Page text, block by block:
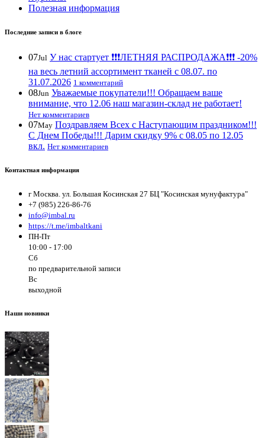
Полезная информация
Последние записи в блоге
07Jul У нас стартует ❗️❗️❗️ЛЕТНЯЯ РАСПРОДАЖА❗️❗️❗️ -20%
на весь летний ассортимент тканей с 08.07. по
31.07.2026 1 комментарий
08Jun Уважаемые покупатели!!! Обращаем ваше
внимание, что 12.06 наш магазин-склад не работает!
Нет комментариев
07May Поздравляем Всех с Наступающим праздником!!!
С Днем Победы!!! Дарим скидку 9% с 08.05 по 12.05
вкл. Нет комментариев
Контактная информация
г Москва. ул. Большая Косинская 27 БЦ "Косинская мунуфактура"
+7 (985) 226-86-76
info@imbal.ru
https://t.me/imbaltkani
ПН-Пт
10:00 - 17:00
Сб
по предварительной записи
Вс
выходной
Наши новинки